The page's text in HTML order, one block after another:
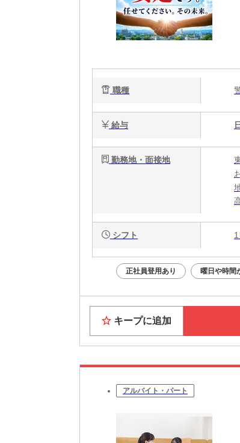
職種
給与
勤務地・面接地
シフト
正社員登用あり 曜日や時間
キープに追加
アルバイト・パート